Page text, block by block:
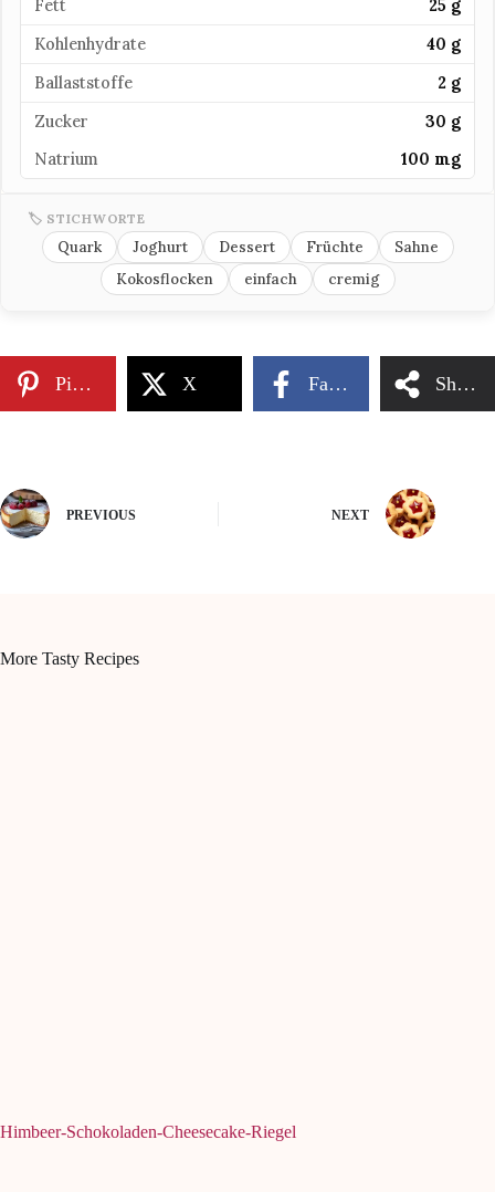
Fett
25 g
Kohlenhydrate
40 g
Ballaststoffe
2 g
Zucker
30 g
Natrium
100 mg
🏷 STICHWORTE
Quark Joghurt Dessert Früchte
Sahne
Kokosflocken
einfach cremig
Pinterest X Facebook Share
PREVIOUS NEXT
More Tasty Recipes
Himbeer-Schokoladen-Cheesecake-Riegel